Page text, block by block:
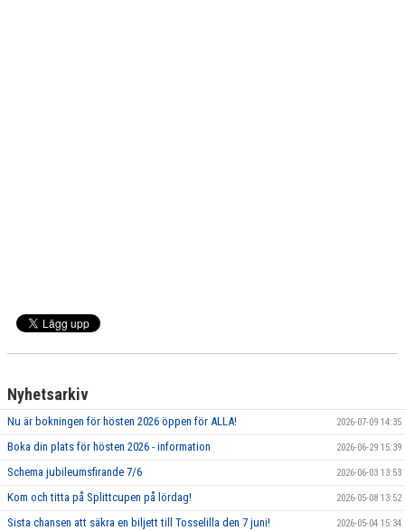
Nyhetsarkiv
Nu är bokningen för hösten 2026 öppen för ALLA! 2026-07-09 14:35
Boka din plats för hösten 2026 - information 2026-06-29 15:39
Schema jubileumsfirande 7/6 2026-06-03 13:53
Kom och titta på Splittcupen på lördag! 2026-05-08 13:52
Sista chansen att säkra en biljett till Tosselilla den 7 juni! 2026-05-04 15:34